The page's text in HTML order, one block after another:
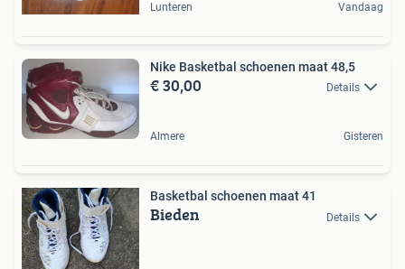
Lunteren Vandaag
Nike Basketbal schoenen maat 48,5
€ 30,00 Details
Almere Gisteren
Basketbal schoenen maat 41
Bieden Details